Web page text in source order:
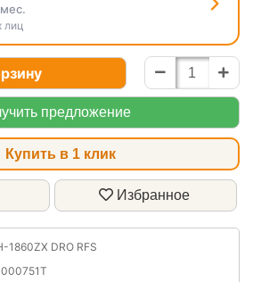
лиц
предложение
Купить в 1 клик
Избранное
1860ZX DRO RFS